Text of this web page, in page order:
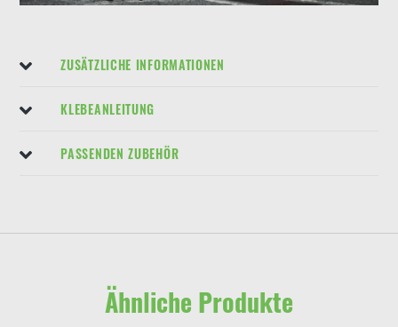
ZUSÄTZLICHE INFORMATIONEN
KLEBEANLEITUNG
PASSENDEN ZUBEHÖR
Ähnliche Produkte